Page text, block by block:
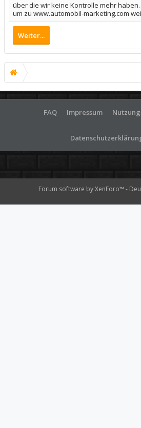
über die wir keine Kontrolle mehr
um zu www.automobil-marketing.com
Weiter...
FAQ Impressum
Forum software by XenForo™ -